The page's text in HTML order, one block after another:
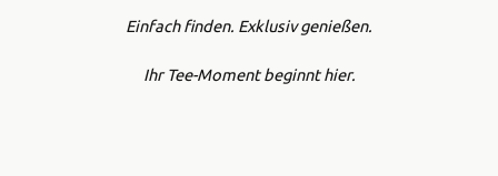
Einfach finden. Exklusiv genießen.
Ihr Tee-Moment beginnt hier.